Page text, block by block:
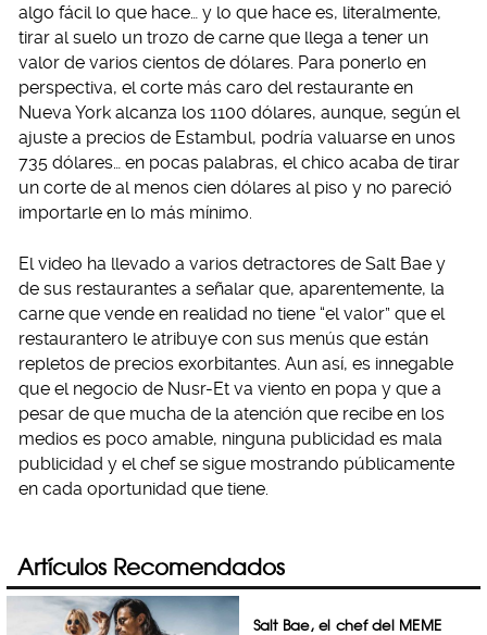
algo fácil lo que hace… y lo que hace es, literalmente,
tirar al suelo un trozo de carne que llega a tener un
valor de varios cientos de dólares. Para ponerlo en
perspectiva, el corte más caro del restaurante en
Nueva York alcanza los 1100 dólares, aunque, según el
ajuste a precios de Estambul, podría valuarse en unos
735 dólares… en pocas palabras, el chico acaba de tirar
un corte de al menos cien dólares al piso y no pareció
importarle en lo más mínimo.
El video ha llevado a varios detractores de Salt Bae y
de sus restaurantes a señalar que, aparentemente, la
carne que vende en realidad no tiene “el valor” que el
restaurantero le atribuye con sus menús que están
repletos de precios exorbitantes. Aun así, es innegable
que el negocio de Nusr-Et va viento en popa y que a
pesar de que mucha de la atención que recibe en los
medios es poco amable, ninguna publicidad es mala
publicidad y el chef se sigue mostrando públicamente
en cada oportunidad que tiene.
Artículos Recomendados
Salt Bae, el chef del MEME